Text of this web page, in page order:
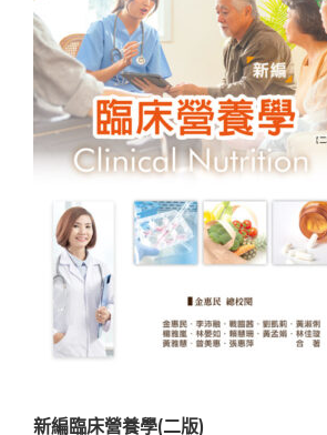
新編臨床營養學(二版)